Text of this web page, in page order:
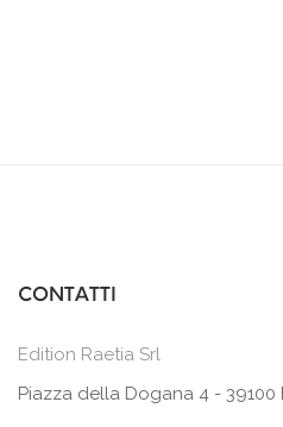
CONTATTI
Edition Raetia Srl
Piazza della Dogana 4 - 39100